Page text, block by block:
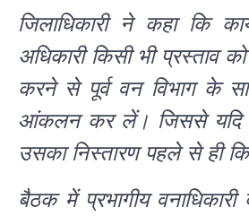
जिलाधिकारी ने कहा कि
अधिकारी किसी भी प्रस्ताव
करने से पूर्व वन विभाग के
आंकलन कर लें। जिससे यदि
उसका निस्तारण पहले से ही
बैठक में प्रभागीय वनाधिकारी